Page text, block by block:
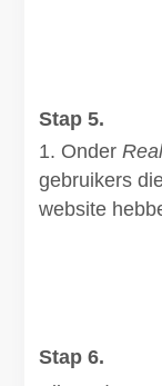
Stap 5.
Onder
gebruikers
website
Stap 6.